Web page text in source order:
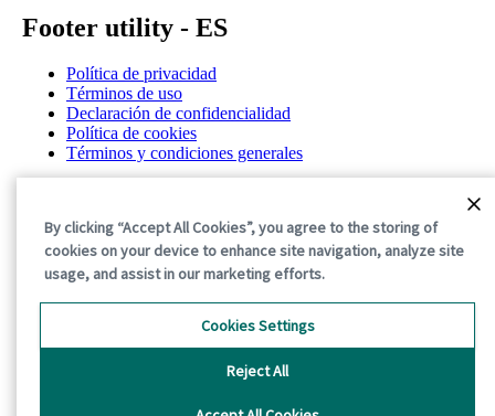
Footer utility - ES
Política de privacidad
Términos de uso
Declaración de confidencialidad
Política de cookies
Términos y condiciones generales
By clicking “Accept All Cookies”, you agree to the storing of
cookies on your device to enhance site navigation, analyze site
usage, and assist in our marketing efforts.
Reject All
Cookies Settings